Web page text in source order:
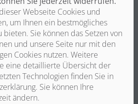
Webseite Cookies und
um Ihnen ein bestmögliches
bieten. Sie können das Setzen von
und unsere Seite nur mit den
Cookies nutzen. Weitere
eine detaillierte Übersicht der
Technologien finden Sie in
Sie können Ihre
ändern.